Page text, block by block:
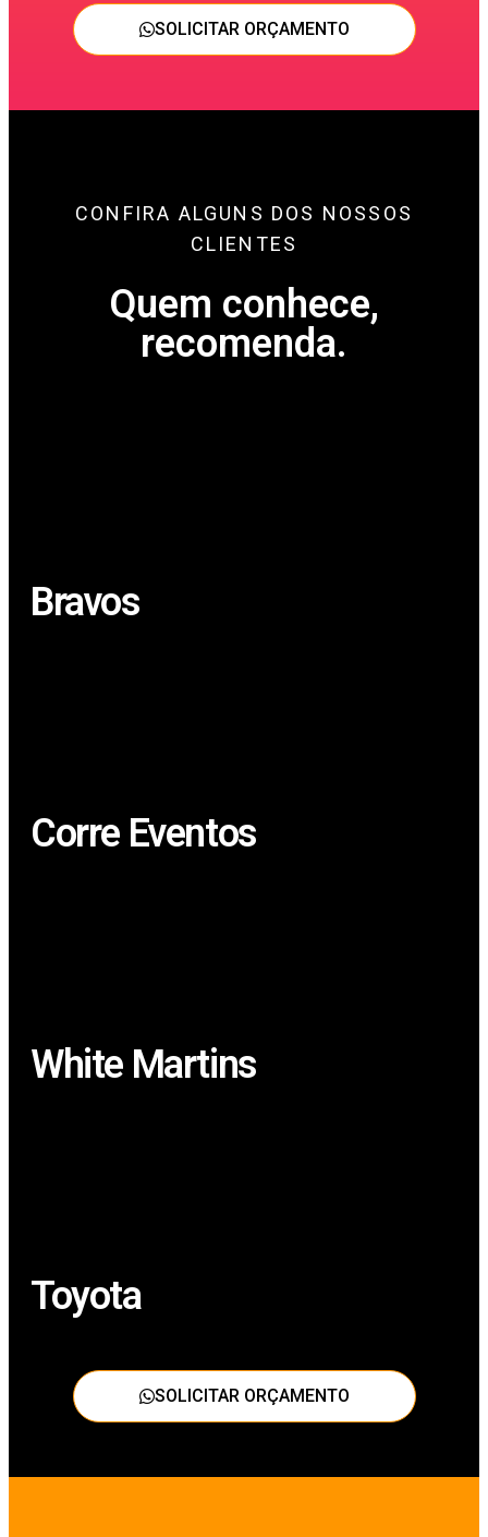
SOLICITAR ORÇAMENTO
CONFIRA ALGUNS DOS NOSSOS
CLIENTES
Quem conhece,
recomenda.
Bravos
Corre Eventos
White Martins
Toyota
SOLICITAR ORÇAMENTO